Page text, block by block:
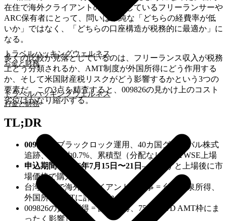
トラベルハッキングウェルネス
お金と財務
トラベルハッキングウェルネス
お金と財務
在住で海外クライアントの仕事をしているフリーランサーや
ARC保有者にとって、問いは単純な「どちらの経費率が低
いか」ではなく、「どちらの口座構造が税務的に最適か」に
なる。
多くの比較が見落としているのは、フリーランス収入が税務
上どう分類されるか、AMT制度が外国所得にどう作用する
か、そして米国財産税リスクがどう影響するかという3つの
要素だ。この3点を精査すると、009826の見かけ上のコスト
劣位はかなり縮小する。
TL;DR
009826
：ブラックロック運用、40カ国グローバル株式
追跡、TER約0.7%、累積型（分配なし）、TWSE上場
申込期間：2026年7月15日〜21日 ——逃すと上場後に市
場価格で購入
台湾在住で海外クライアントの仕事 = 台湾源泉所得、
外国所得AMTに計上されない
009826の資本利得 = 国内所得、750万NTD AMT枠にま
ったく影響しない